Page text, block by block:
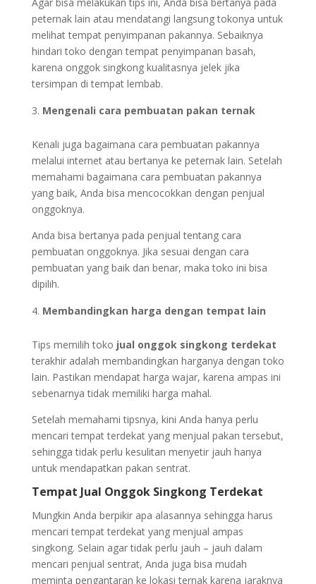
peternak lain atau mendatangi langsung tokonya untuk
melihat tempat penyimpanan pakannya. Sebaiknya
hindari toko dengan tempat penyimpanan basah,
karena onggok singkong kualitasnya jelek jika
tersimpan di tempat lembab.
Mengenali cara pembuatan pakan ternak
Kenali juga bagaimana cara pembuatan pakannya
melalui internet atau bertanya ke peternak lain. Setelah
memahami bagaimana cara pembuatan pakannya
yang baik, Anda bisa mencocokkan dengan penjual
onggoknya.
Anda bisa bertanya pada penjual tentang cara
pembuatan onggoknya. Jika sesuai dengan cara
pembuatan yang baik dan benar, maka toko ini bisa
dipilih.
Membandingkan harga dengan tempat lain
Tips memilih toko jual onggok singkong terdekat
terakhir adalah membandingkan harganya dengan toko
lain. Pastikan mendapat harga wajar, karena ampas ini
sebenarnya tidak memiliki harga mahal.
Setelah memahami tipsnya, kini Anda hanya perlu
mencari tempat terdekat yang menjual pakan tersebut,
sehingga tidak perlu kesulitan menyetir jauh hanya
untuk mendapatkan pakan sentrat.
Tempat Jual Onggok Singkong Terdekat
Mungkin Anda berpikir apa alasannya sehingga harus
mencari tempat terdekat yang menjual ampas
singkong. Selain agar tidak perlu jauh – jauh dalam
mencari penjual sentrat, Anda juga bisa mudah
meminta pengantaran ke lokasi ternak karena jaraknya